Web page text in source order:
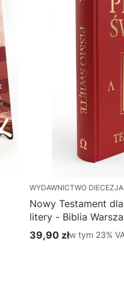
WYDAWNICTWO
Nowy Testament
litery - Biblia
Cena brutto
39,90 złw tym %s VAT
w tym 23%